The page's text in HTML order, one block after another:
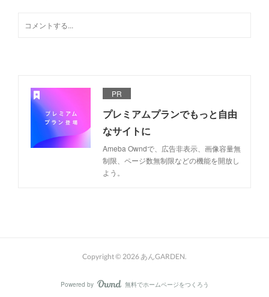
PR
プレミアムプランでもっと自由
なサイトに
Ameba Owndで、広告非表示、画像容量無
制限、ページ数無制限などの機能を開放し
よう。
Copyright © 2026あんGARDEN.
Powered by AmebaOwnd
無料でホームページをつくろう